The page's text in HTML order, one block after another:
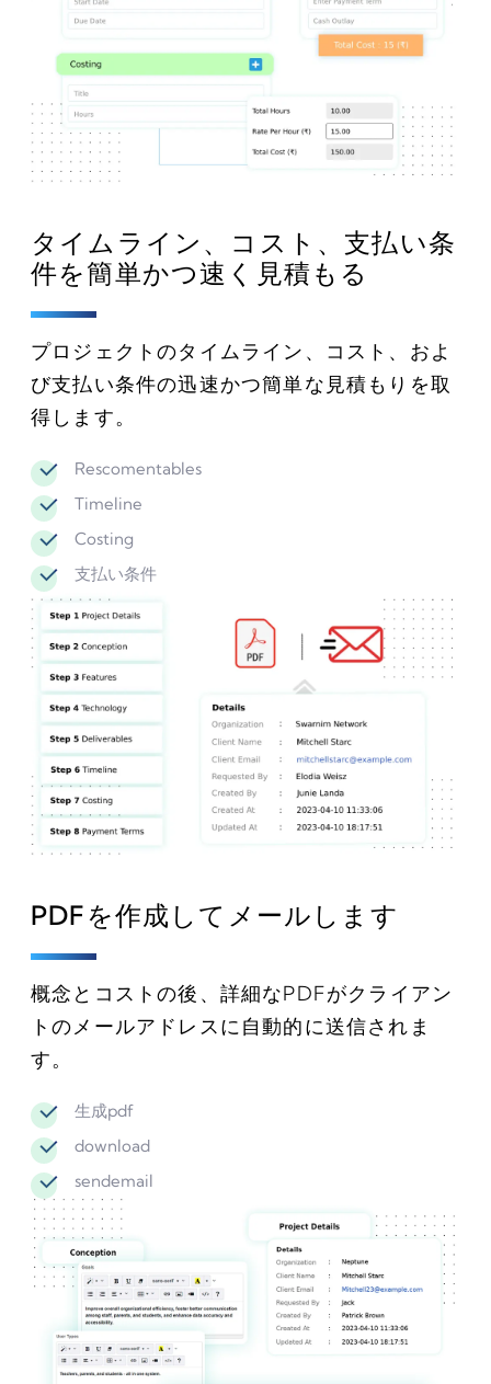
タイムライン、コスト、支払い条
件を簡単かつ速く見積もる
プロジェクトのタイムライン、コスト、およ
び支払い条件の迅速かつ簡単な見積もりを取
得します。
Rescomentables
Timeline
Costing
支払い条件
PDFを作成してメールします
概念とコストの後、詳細なPDFがクライアン
トのメールアドレスに自動的に送信されま
す。
生成pdf
download
sendemail